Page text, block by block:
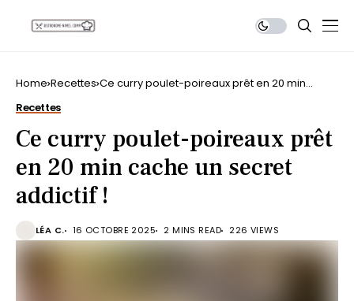
Home Recettes Ce curry poulet-poireaux prêt en 20 min
Recettes
Ce curry poulet-poireaux prêt
en 20 min cache un secret
addictif !
LÉA C. 16 OCTOBRE 2025 2 MINS READ 226 VIEWS